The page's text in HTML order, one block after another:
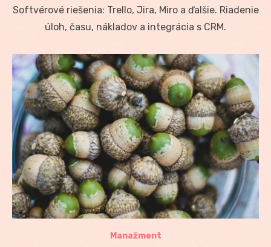
Softvérové riešenia: Trello, Jira, Miro a ďalšie. Riadenie
úloh, času, nákladov a integrácia s CRM.
Manažment